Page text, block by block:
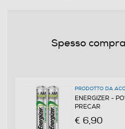
Spesso
PRODOTTO DA
ENERGIZER -
PRECAR
€ 6,90